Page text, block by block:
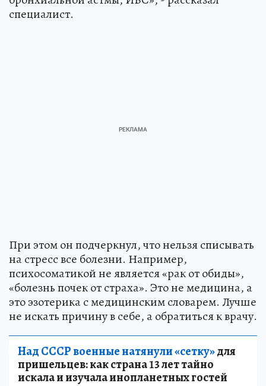
специалист.
При этом он подчеркнул, что нельзя списывать
на стресс все болезни. Например,
психосоматикой не является «рак от обиды»,
«болезнь почек от страха». Это не медицина, а
это эзотерика с медицинским словарем. Лучше
не искать причину в себе, а обратиться к врачу.
Над СССР военные натянули «сетку»для
пришельцев: как страна 13 лет тайно
искала и изучала инопланетных гостей